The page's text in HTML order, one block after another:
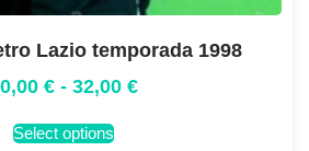
Lazio temporada 1998
€ - 32,00 €
Select options